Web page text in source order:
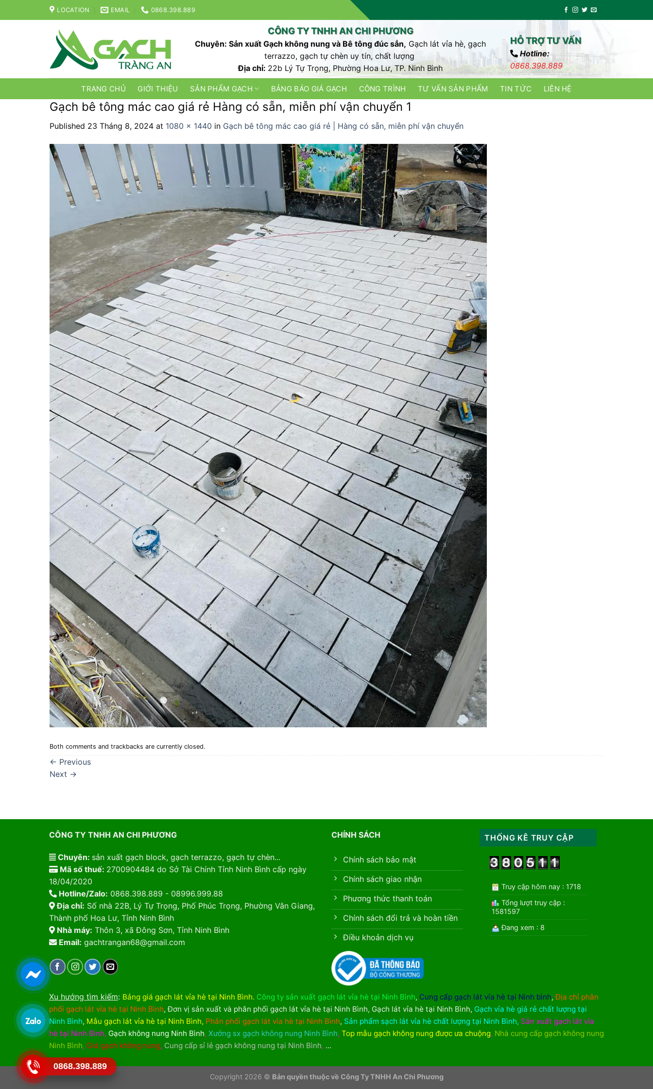
to
LOCATION EMAIL 0868.398.889
CÔNG TY TNHH AN CHI PHƯƠNG
Chuyên: Sản xuất Gạch không nung và Bê tông đúc sẳn, Gạch lát vỉa hè, gạch
terrazzo, gạch tự chèn uy tín, chất lượng
Địa chỉ: 22b Lý Tự Trọng, Phường Hoa Lư, TP. Ninh Bình
HỖ TRỢ TƯ VẤN
Hotline:
0868.398.889
TRANG CHỦ GIỚI THIỆU SẢN PHẨM GẠCH BẢNG BÁO GIÁ GẠCH CÔNG TRÌNH TƯ VẤN SẢN PHẨM TIN TỨC LIÊN HỆ
Gạch bê tông mác cao giá rẻ Hàng có sẵn, miễn phí vận chuyển 1
Published 23 Tháng 8, 2024 at 1080 × 1440 in Gạch bê tông mác cao giá rẻ | Hàng có sẵn, miễn phí vận chuyển
Both comments and trackbacks are currently closed.
← Previous
Next →
CÔNG TY TNHH AN CHI PHƯƠNG
Chuyên: sản xuất gạch block, gạch terrazzo, gạch tự chèn...
Mã số thuế: 2700904484 do Sở Tài Chính Tỉnh Ninh Bình cấp ngày
18/04/2020
Hotline/Zalo: 0868.398.889 - 08996.999.88
Địa chỉ: Số nhà 22B, Lý Tự Trọng, Phố Phúc Trọng, Phường Vân Giang,
Thành phố Hoa Lư, Tỉnh Ninh Bình
Nhà máy: Thôn 3, xã Đông Sơn, Tỉnh Ninh Bình
Email: gachtrangan68@gmail.com
CHÍNH SÁCH
Chính sách bảo mật
Chính sách giao nhận
Phương thức thanh toán
Chính sách đổi trả và hoàn tiền
Điều khoản dịch vụ
THỐNG KÊ TRUY CẬP
Truy cập hôm nay : 1718
Tổng lượt truy cập :
1581597
Đang xem : 8
Xu hướng tìm kiếm: Bảng giá gạch lát vỉa hè tại Ninh Bình. Công ty sản xuất gạch lát vỉa hè tại Ninh Bình, Cung cấp gạch lát vỉa hè tại Ninh bình,Địa chỉ phân
phối gạch lát vỉa hè tại Ninh Bình,Đơn vị sản xuất và phân phối gạch lát vỉa hè tại Ninh Bình, Gạch lát vỉa hè tại Ninh Bình, Gạch vỉa hè giá rẻ chất lượng tại
Ninh Bình, Mẫu gạch lát vỉa hè tại Ninh Bình, Phân phối gạch lát vỉa hè tại Ninh Bình, Sản phẩm sạch lát vỉa hè chất lượng tại Ninh Bình, Sản xuất gạch lát vỉa
hè tại Ninh Bình, Gạch không nung Ninh Bình, Xưởng sx gạch không nung Ninh Bình, Top mẫu gạch không nung được ưa chuộng, Nhà cung cấp gạch không nung
Ninh Bình, Giá gạch không nung, Cung cấp sỉ lẻ gạch không nung tại Ninh Bình, ...
Copyright 2026 © Bản quyền thuộc về Công Ty TNHH An Chi Phương
0868.398.889